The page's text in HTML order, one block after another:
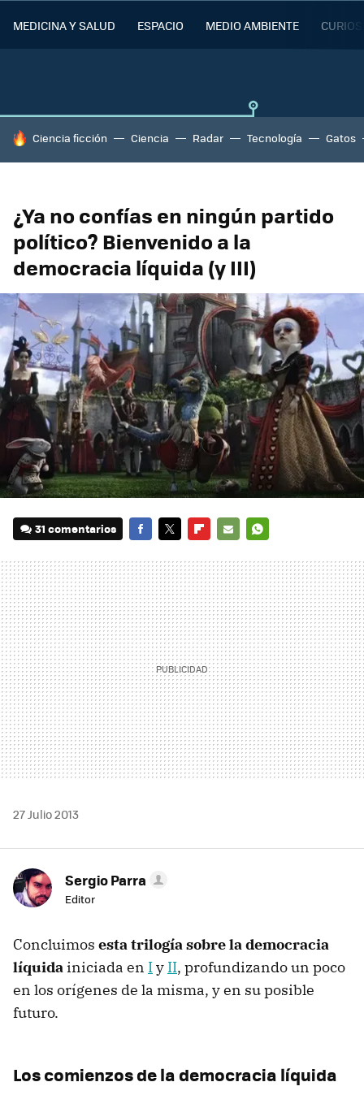
MEDICINA Y SALUD ESPACIO MEDIO AMBIENTE
HOY SE HABLA DE
Ciencia ficción Ciencia Radar Tecnología Gatos
¿Ya no confías en ningún partido
político? Bienvenido a la
democracia líquida (y III)
31 comentarios
MAIL
27 Julio 2013
Sergio Parra
Editor
Concluimos esta trilogía sobre la democracia
líquida iniciada en Iy II, profundizando un poco
en los orígenes de la misma, y en su posible
futuro.
Los comienzos de la democracia líquida